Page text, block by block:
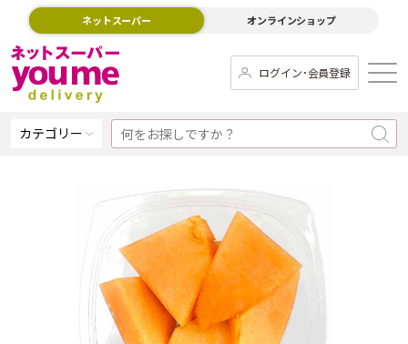
ネットスーパー オンラインショップ
ログイン･会員登録
カテゴリー